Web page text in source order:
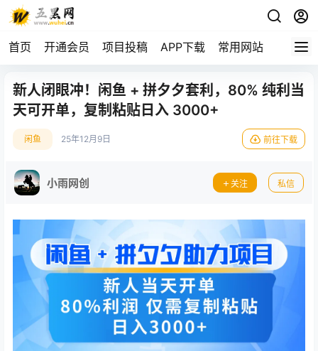
首页 开通会员 项目投稿 APP下载 常用网站
新人闭眼冲！闲鱼 + 拼夕夕套利，80% 纯利当
天可开单，复制粘贴日入 3000+
闲鱼 25年12月9日 前往下载
小雨网创 关注 私信